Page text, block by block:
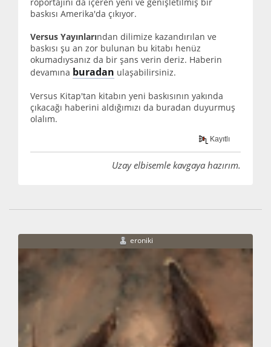
baskısı Amerika'da çıkıyor.
Versus Yayınlarından dilimize kazandırılan ve
baskısı şu an zor bulunan bu kitabı henüz
okumadıysanız da bir şans verin deriz. Haberin
devamına buradan ulaşabilirsiniz.
Versus Kitap'tan kitabın yeni baskısının yakında
çıkacağı haberini aldığımızı da buradan duyurmuş
olalım.
Kayıtlı
Uzay elbisemle kavgaya hazırım.
eroniki